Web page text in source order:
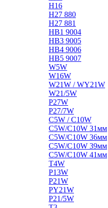
H16
H27 880
H27 881
HB1 9004
HB3 9005
HB4 9006
HB5 9007
W5W
W16W
W21W / WY21W
W21/5W
P27W
P27/7W
C5W / C10W
C5W/C10W 31мм
C5W/C10W 36мм
C5W/C10W 39мм
C5W/C10W 41мм
T4W
P13W
P21W
PY21W
P21/5W